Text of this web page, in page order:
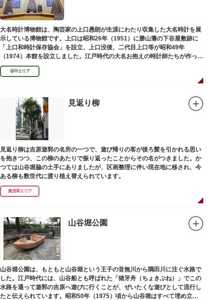
大名時計博物館は、陶芸家の上口愚朗が生涯にわたり収集した大名時計を展
示している博物館です。上口は昭和26年（1951）に勝山藩の下谷屋敷跡に
「上口和時計保存協会」を設立、上口没後、二代目上口等が昭和49年
（1974）本館を設立しました。江戸時代の大名お抱えの時計師たちが作った
櫓時計、台時計、枕時計などが並びます。
谷中エリア
見返り柳
見返り柳は吉原遊郭の名所の一つで、遊び帰りの客が後ろ髪を引かれる思い
を抱きつつ、この柳のあたりで振り返ったことからその名がつきました。か
つては山谷堀脇の土手にありましたが、区画整理に伴い現在地に移され、今
ある柳も数世代に渡り植え替えられています。
奥浅草エリア
山谷堀公園
山谷堀公園は、もともと山谷堀という王子の音無川から隅田川に注ぐ水路で
した。江戸時代には、山谷船とも呼ばれた「猪牙舟（ちょきぶね）」でこの
水路を通って遊郭の吉原へ遊びに行くことが、ぜいたくな遊びとして流行し
たと伝えられています。昭和50年（1975）頃から山谷堀はすべて埋め立て